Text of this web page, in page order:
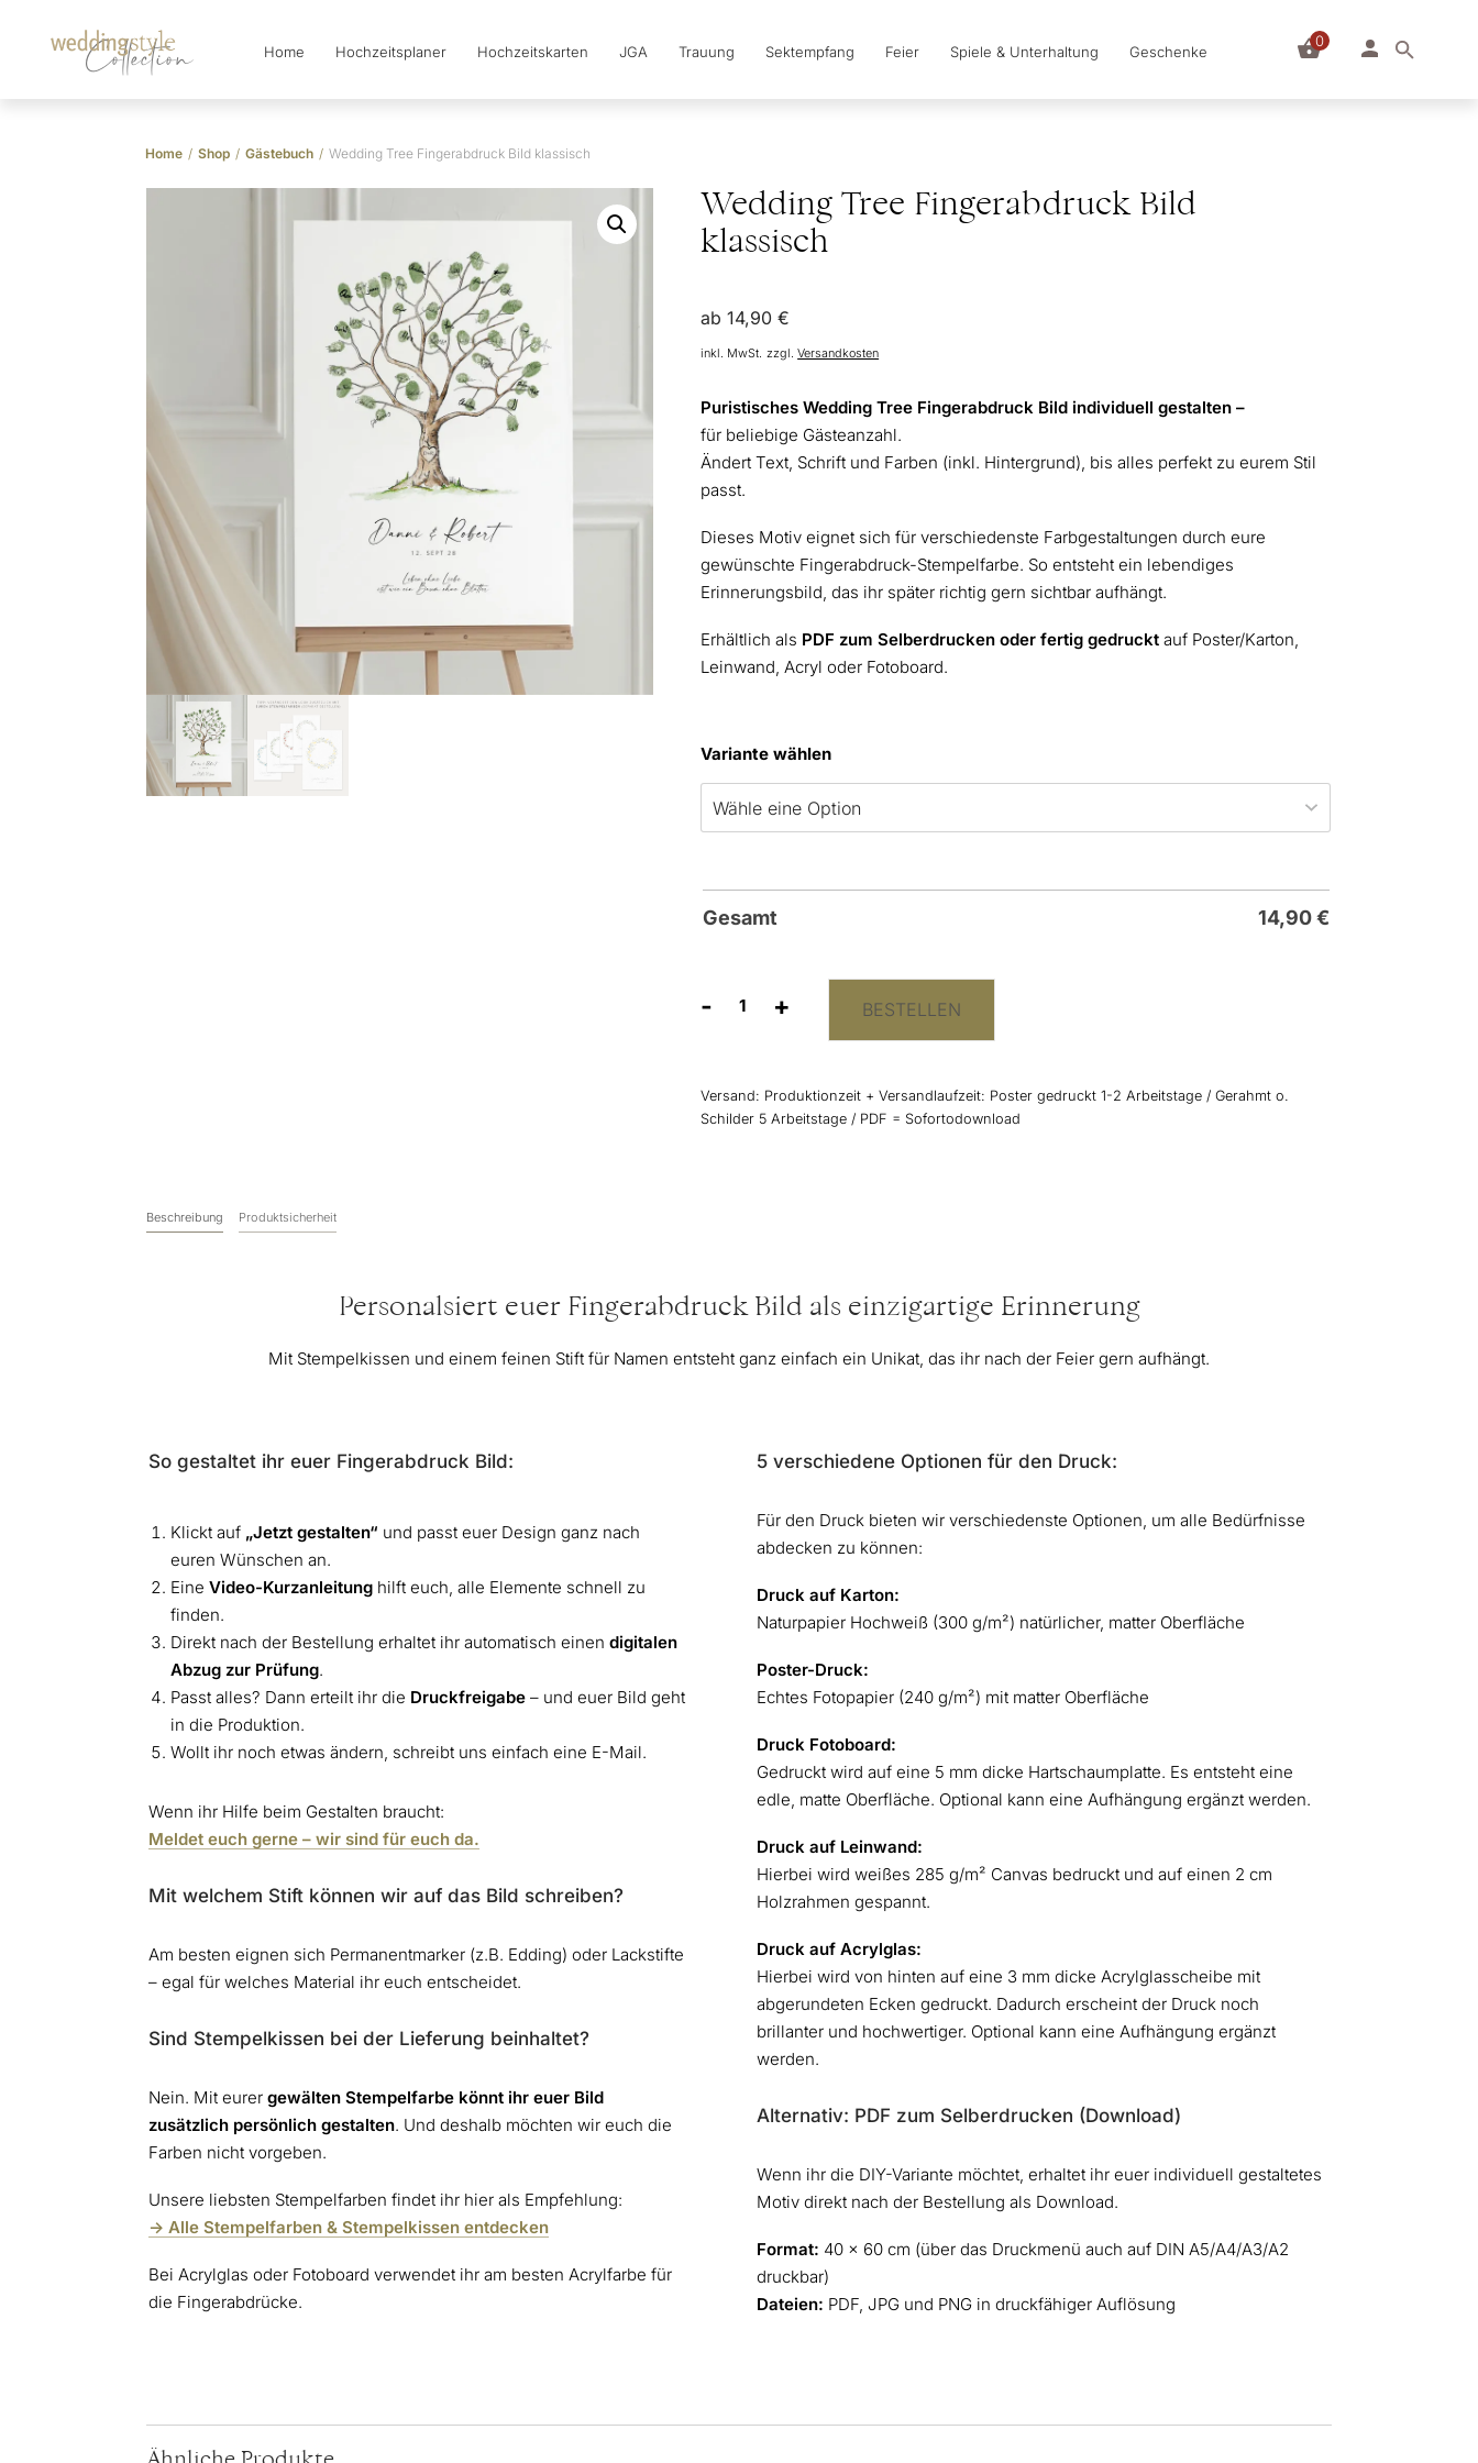
Collection Home Hochzeitsplaner Hochzeitskarten JGA Trauung Sektempfang Feier Spiele & Unterhaltung Geschenke
0
Home / Shop / Gästebuch / Wedding Tree Fingerabdruck Bild klassisch
Wedding Tree Fingerabdruck Bild
klassisch
ab14,90€
inkl. MwSt. zzgl.Versandkosten
Puristisches Wedding Tree Fingerabdruck Bild individuell gestalten –
für beliebige Gästeanzahl.
Ändert Text, Schrift und Farben (inkl. Hintergrund), bis alles perfekt zu eurem Stil
passt.
Dieses Motiv eignet sich für verschiedenste Farbgestaltungen durch eure
gewünschte Fingerabdruck-Stempelfarbe. So entsteht ein lebendiges
Erinnerungsbild, das ihr später richtig gern sichtbar aufhängt.
Erhältlich als PDF zum Selberdrucken oder fertig gedruckt auf Poster/Karton,
Leinwand, Acryl oder Fotoboard.
Variante wählen
Gesamt 14,90€
-
Wedding
Bild
klassisch
+ BESTELLEN
Versand: Produktionzeit + Versandlaufzeit: Poster gedruckt 1-2 Arbeitstage / Gerahmt o.
Schilder 5 Arbeitstage / PDF = Sofortodownload
Beschreibung Produktsicherheit
Personalsiert euer Fingerabdruck Bild als einzigartige Erinnerung
Mit Stempelkissen und einem feinen Stift für Namen entsteht ganz einfach ein Unikat, das ihr nach der Feier gern aufhängt.
So gestaltet ihr euer Fingerabdruck Bild:
Klickt auf „Jetzt gestalten“ und passt euer Design ganz nach
euren Wünschen an.
Eine Video-Kurzanleitung hilft euch, alle Elemente schnell zu
finden.
Direkt nach der Bestellung erhaltet ihr automatisch einen digitalen
Abzug zur Prüfung.
Passt alles? Dann erteilt ihr die Druckfreigabe – und euer Bild geht
in die Produktion.
Wollt ihr noch etwas ändern, schreibt uns einfach eine E-Mail.
Wenn ihr Hilfe beim Gestalten braucht:
Meldet euch gerne – wir sind für euch da.
Mit welchem Stift können wir auf das Bild schreiben?
Am besten eignen sich Permanentmarker (z.B. Edding) oder Lackstifte
– egal für welches Material ihr euch entscheidet.
Sind Stempelkissen bei der Lieferung beinhaltet?
Nein. Mit eurer gewälten Stempelfarbe könnt ihr euer Bild
zusätzlich persönlich gestalten. Und deshalb möchten wir euch die
Farben nicht vorgeben.
Unsere liebsten Stempelfarben findet ihr hier als Empfehlung:
-> Alle Stempelfarben & Stempelkissen entdecken
Bei Acrylglas oder Fotoboard verwendet ihr am besten Acrylfarbe für
die Fingerabdrücke.
5 verschiedene Optionen für den Druck:
Für den Druck bieten wir verschiedenste Optionen, um alle Bedürfnisse
abdecken zu können:
Druck auf Karton:
Naturpapier Hochweiß (300 g/m²) natürlicher, matter Oberfläche
Poster-Druck:
Echtes Fotopapier (240 g/m²) mit matter Oberfläche
Druck Fotoboard:
Gedruckt wird auf eine 5 mm dicke Hartschaumplatte. Es entsteht eine
edle, matte Oberfläche. Optional kann eine Aufhängung ergänzt werden.
Druck auf Leinwand:
Hierbei wird weißes 285 g/m² Canvas bedruckt und auf einen 2 cm
Holzrahmen gespannt.
Druck auf Acrylglas:
Hierbei wird von hinten auf eine 3 mm dicke Acrylglasscheibe mit
abgerundeten Ecken gedruckt. Dadurch erscheint der Druck noch
brillanter und hochwertiger. Optional kann eine Aufhängung ergänzt
werden.
Alternativ: PDF zum Selberdrucken (Download)
Wenn ihr die DIY-Variante möchtet, erhaltet ihr euer individuell gestaltetes
Motiv direkt nach der Bestellung als Download.
Format: 40 × 60 cm (über das Druckmenü auch auf DIN A5/A4/A3/A2
druckbar)
Dateien: PDF, JPG und PNG in druckfähiger Auflösung